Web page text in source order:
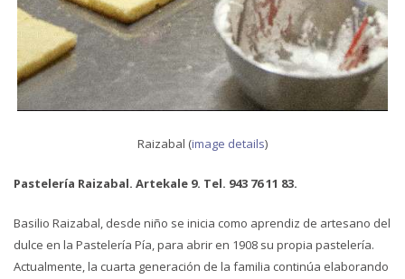
Raizabal (image details)
Pastelería Raizabal. Artekale 9. Tel. 943 76 11 83.
Basilio Raizabal, desde niño se inicia como aprendiz de artesano del
dulce en la Pastelería Pía, para abrir en 1908 su propia pastelería.
Actualmente, la cuarta generación de la familia continúa elaborando